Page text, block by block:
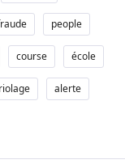
people
course école
alerte